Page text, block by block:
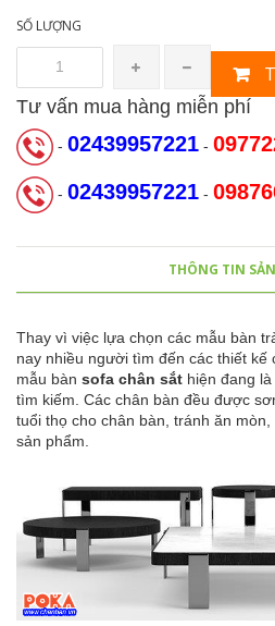
SỐ LƯỢNG
Tư vấn mua hàng miễn phí
- 02439957221 -
- 02439957221 -
THÔNG TIN
Thay vì việc lựa chọn các mẫu bàn
nay nhiều người tìm đến các thiết kế
mẫu bàn sofa chân sắt hiện đang
tìm kiếm. Các chân bàn đều được
tuổi thọ cho chân bàn, tránh ăn
sản phẩm.